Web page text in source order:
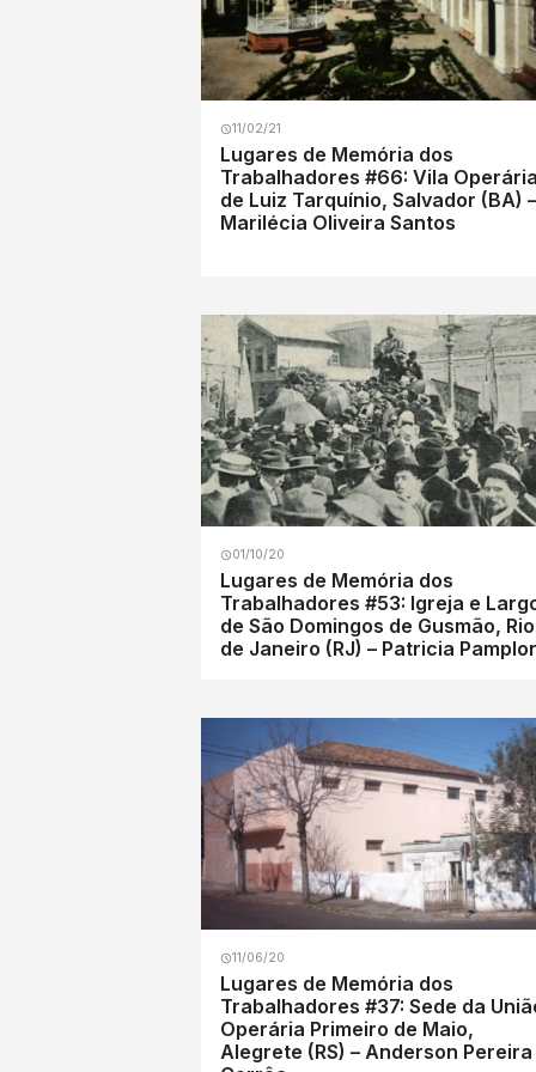
11/02/21
Lugares de Memória dos
Trabalhadores #66: Vila
de Luiz Tarquínio, Salvador (BA) –
Marilécia Oliveira Santos
01/10/20
Lugares de Memória dos
Trabalhadores #53: Igreja e
de São Domingos de Gusmão, Rio
de Janeiro (RJ) – Patricia
11/06/20
Lugares de Memória dos
Trabalhadores #37: Sede da
Operária Primeiro de Maio,
Alegrete (RS) – Anderson Pereira